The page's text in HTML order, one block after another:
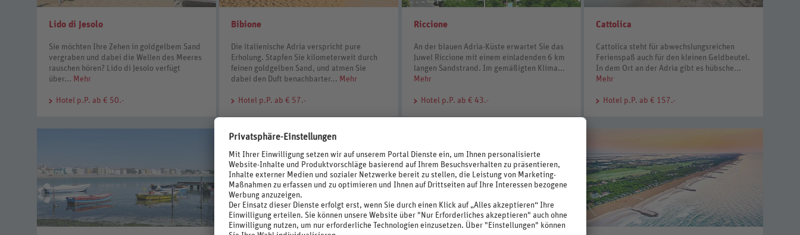
Lido di Jesolo
Sie möchten Ihre Zehen in goldgelbem Sand
vergraben und dabei die Wellen des Meeres
rauschen hören? Lido di Jesolo verfügt
über... Mehr
Hotel p.P. ab € 50.-
Bibione
Die italienische Adria verspricht pure
Erholung. Stapfen Sie kilometerweit durch
feinen goldgelben Sand, und atmen Sie
dabei den Duft benachbarter... Mehr
Hotel p.P. ab € 57.-
Riccione
An der blauen Adria-Küste erwartet Sie das
Juwel Riccione mit einem einladenden 6 km
langen Sandstrand. Im gemäßigten Klima...
Mehr
Hotel p.P. ab € 43.-
Cattolica
Cattolica steht für abwechslungsreichen
Ferienspaß auch für den kleinen Geldbeutel.
In dem Ort an der Adria gibt es hübsche...
Mehr
Hotel p.P. ab € 157.-